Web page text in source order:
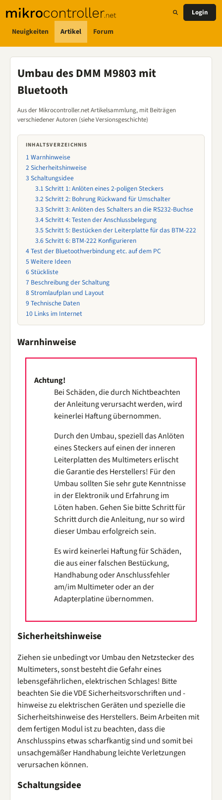
Neuigkeiten Artikel Forum
Login
Umbau des DMM M9803 mit
Bluetooth
Aus der Mikrocontroller.net Artikelsammlung, mit Beiträgen
verschiedener Autoren (siehe Versionsgeschichte)
INHALTSVERZEICHNIS
1 Warnhinweise
2 Sicherheitshinweise
3 Schaltungsidee
3.1 Schritt 1: Anlöten eines 2-poligen Steckers
3.2 Schritt 2: Bohrung Rückwand für Umschalter
3.3 Schritt 3: Anlöten des Schalters an die RS232-Buchse
3.4Schritt 4: Testen der Anschlussbelegung
3.5 Schritt 5: Bestücken der Leiterplatte für das BTM-222
3.6Schritt 6: BTM-222 Konfigurieren
4Test der Bluetoothverbindung etc. auf dem PC
5 Weitere Ideen
6Stückliste
7 Beschreibung der Schaltung
8 Stromlaufplan und Layout
9 Technische Daten
10 Links im Internet
Warnhinweise
Achtung!
Bei Schäden, die durch Nichtbeachten
der Anleitung verursacht werden, wird
keinerlei Haftung übernommen.
Durch den Umbau, speziell das Anlöten
eines Steckers auf einen der inneren
Leiterplatten des Multimeters erlischt
die Garantie des Herstellers! Für den
Umbau sollten Sie sehr gute Kenntnisse
in der Elektronik und Erfahrung im
Löten haben. Gehen Sie bitte Schritt für
Schritt durch die Anleitung, nur so wird
dieser Umbau erfolgreich sein.
Es wird keinerlei Haftung für Schäden,
die aus einer falschen Bestückung,
Handhabung oder Anschlussfehler
am/im Multimeter oder an der
Adapterplatine übernommen.
Sicherheitshinweise
Ziehen sie unbedingt vor Umbau den Netzstecker des
Multimeters, sonst besteht die Gefahr eines
lebensgefährlichen, elektrischen Schlages! Bitte
beachten Sie die VDE Sicherheitsvorschriften und -
hinweise zu elektrischen Geräten und spezielle die
Sicherheitshinweise des Herstellers. Beim Arbeiten mit
dem fertigen Modul ist zu beachten, dass die
Anschlusspins etwas scharfkantig sind und somit bei
unsachgemäßer Handhabung leichte Verletzungen
verursachen können.
Schaltungsidee